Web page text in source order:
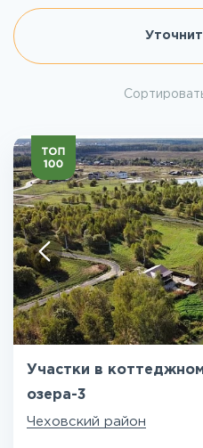
Участки в
озера-3
Чеховский район